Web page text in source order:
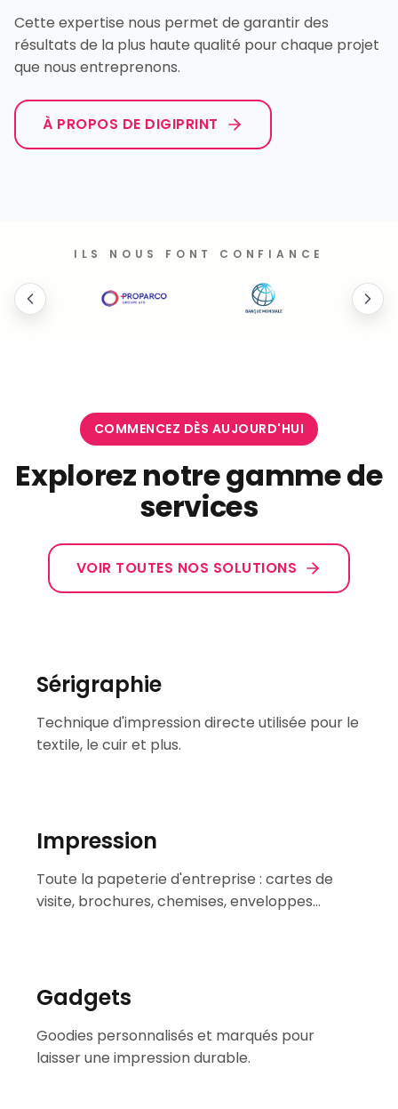
Cette expertise nous permet de garantir des
résultats de la plus haute qualité pour chaque projet
que nous entreprenons.
À PROPOS DE DIGIPRINT
ILS NOUS FONT CONFIANCE
COMMENCEZ DÈS AUJOURD'HUI
Explorez notre gamme de
services
VOIR TOUTES NOS SOLUTIONS
Sérigraphie
Technique d'impression directe utilisée pour le
textile, le cuir et plus.
Impression
Toute la papeterie d'entreprise : cartes de
visite, brochures, chemises, enveloppes…
Gadgets
Goodies personnalisés et marqués pour
laisser une impression durable.